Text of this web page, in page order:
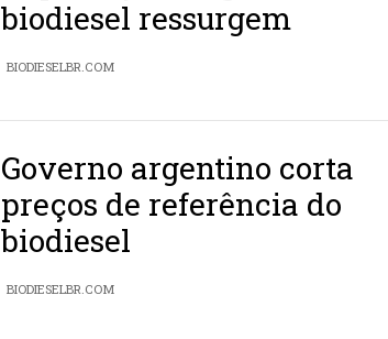
biodiesel ressurgem
BIODIESELBR.COM
Governo argentino corta
preços de referência do
biodiesel
BIODIESELBR.COM